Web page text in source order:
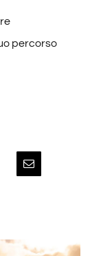
percorso